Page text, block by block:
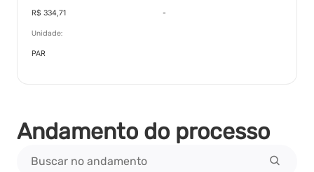
R$ 334,71 -
Unidade:
PAR
Andamento do processo